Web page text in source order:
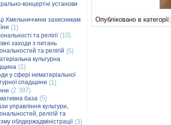
концертні установи
Хмельниччини захисникам
(1)
та релігії(10)
заходи з питань
та релігій (5)
культурна
(1)
у сфері нематеріальної
спадщини (1)
(2 397)
база (5)
управління культури,
релігій та
облдержадміністрації(3)
Опубліковано в категорії: